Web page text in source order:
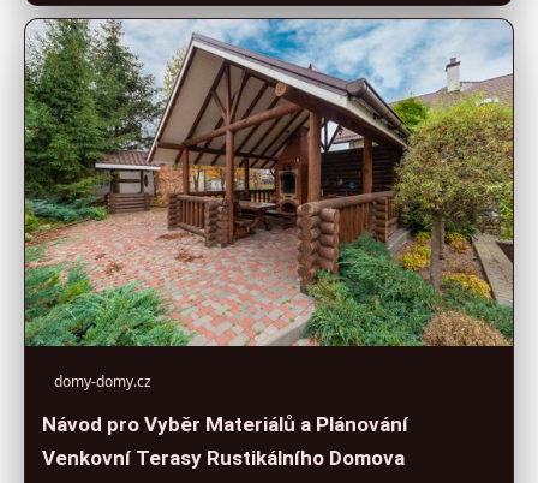
domy-domy.cz
Návod pro Vyběr Materiálů a Plánování
Venkovní Terasy Rustikálního Domova